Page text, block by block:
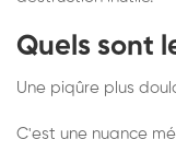
Quels sont
Une piqûre plus
C'est une nuance